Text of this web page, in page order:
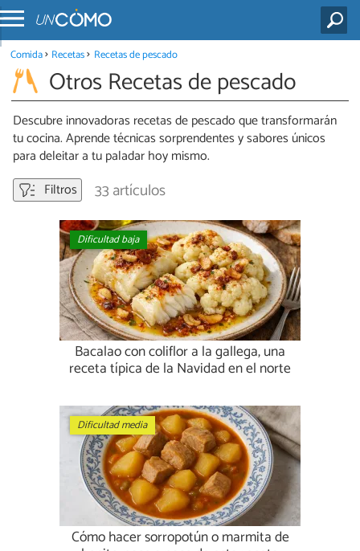
Comida Recetas Recetas de pescado
Otros Recetas de pescado
Descubre innovadoras recetas de pescado que transformarán
tu cocina. Aprende técnicas sorprendentes y sabores únicos
para deleitar a tu paladar hoy mismo.
Filtros
33 artículos
Dificultad baja
Bacalao con coliflor a la gallega, una
receta típica de la Navidad en el norte
Dificultad media
Cómo hacer sorropotún o marmita de